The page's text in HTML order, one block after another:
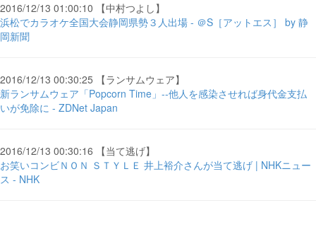
2016/12/13 01:00:10 【中村つよし】
浜松でカラオケ全国大会静岡県勢３人出場 - ＠S［アットエス］ by 静
岡新聞
2016/12/13 00:30:25 【ランサムウェア】
新ランサムウェア「Popcorn Time」--他人を感染させれば身代金支払
いが免除に - ZDNet Japan
2016/12/13 00:30:16 【当て逃げ】
お笑いコンビＮＯＮ ＳＴＹＬＥ 井上裕介さんが当て逃げ | NHKニュー
ス - NHK